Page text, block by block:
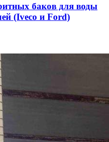
баков для воды
(Iveco и Ford)